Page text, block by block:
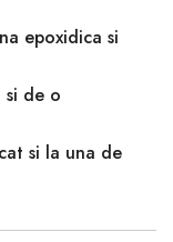
epoxidica si
de o
si la una de